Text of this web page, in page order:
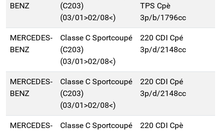
BENZ
(C203)
(03/01>02/08<)
TPS Cpè
3p/b/1796cc
MERCEDES-
BENZ
Classe C Sportcoupé
(C203)
(03/01>02/08<)
220 CDI Cpé
3p/d/2148cc
MERCEDES-
BENZ
Classe C Sportcoupé
(C203)
(03/01>02/08<)
220 CDI Cpé
3p/d/2148cc
MERCEDES-
Classe C Sportcoupé
220 CDI Cpè